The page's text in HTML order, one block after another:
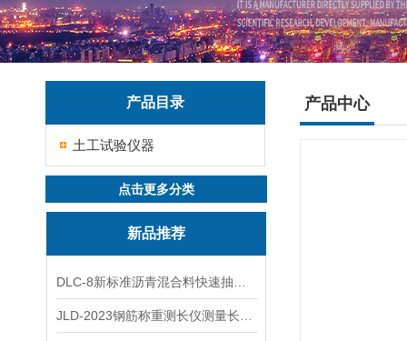
产品目录
土工试验仪器
点击更多分类
新品推荐
产品中心